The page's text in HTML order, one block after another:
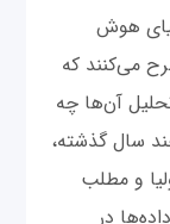
هوش
می‌کنند که
آن‌ها چه
سال گذشته،
و مطلب
در